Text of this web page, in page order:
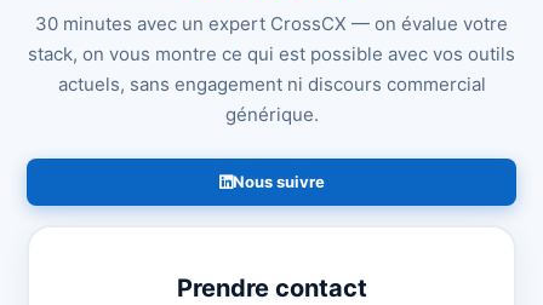
30 minutes avec un expert CrossCX — on évalue votre
stack, on vous montre ce qui est possible avec vos outils
actuels, sans engagement ni discours commercial
générique.
Nous suivre
Prendre contact